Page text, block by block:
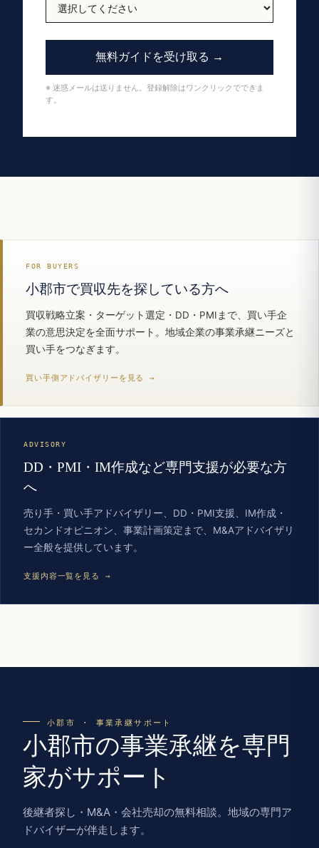
無料ガイドを受け取る →
※ 迷惑メールは送りません。登録解除はワンクリックでできま
す。
FOR BUYERS
小郡市で買収先を探している方へ
買収戦略立案・ターゲット選定・DD・PMIまで、買い手企
業の意思決定を全面サポート。地域企業の事業承継ニーズと
買い手をつなぎます。
買い手側アドバイザリーを見る →
ADVISORY
DD・PMI・IM作成など専門支援が必要な方
へ
売り手・買い手アドバイザリー、DD・PMI支援、IM作成・
セカンドオピニオン、事業計画策定まで、M&Aアドバイザリ
ー全般を提供しています。
支援内容一覧を見る →
小郡市 · 事業承継サポート
小郡市の事業承継を専門
家がサポート
後継者探し・M&A・会社売却の無料相談。地域の専門ア
ドバイザーが伴走します。